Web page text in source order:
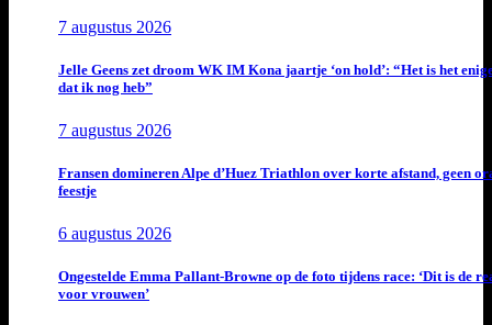
7 augustus 2026
Jelle Geens zet droom WK IM Kona jaartje ‘on hold’: “Het is het
dat ik nog heb”
7 augustus 2026
Fransen domineren Alpe d’Huez Triathlon over korte afstand, geen
feestje
6 augustus 2026
Ongestelde Emma Pallant-Browne op de foto tijdens race: ‘Dit is de
voor vrouwen’